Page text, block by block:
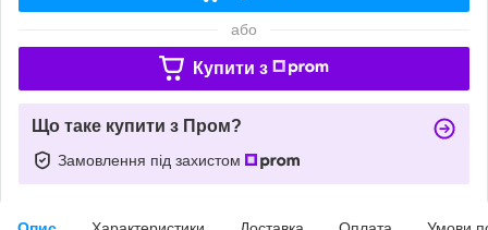
або
Купити з
Що таке купити з Пром?
Замовлення під захистом